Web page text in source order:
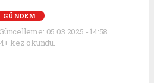
GÜNDEM
05.03.2025 - 14:58
kez okundu.